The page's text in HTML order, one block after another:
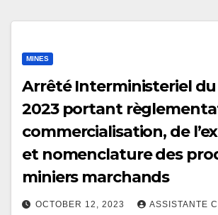
MINES
Arrêté Interministeriel
2023 portant
commercialisation, de
et nomenclature des
miniers marchands
OCTOBER 12, 2023 ASSISTANTE